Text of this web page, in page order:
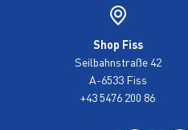
Shop Fiss
Seilbahnstraße 42
A-6533 Fiss
+43 5476 200 86